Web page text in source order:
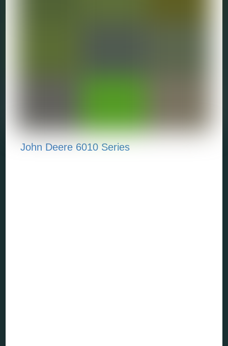
John Deere 6010 Series